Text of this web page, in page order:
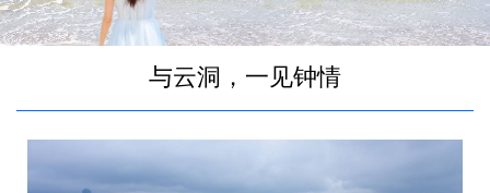
与云洞，一见钟情